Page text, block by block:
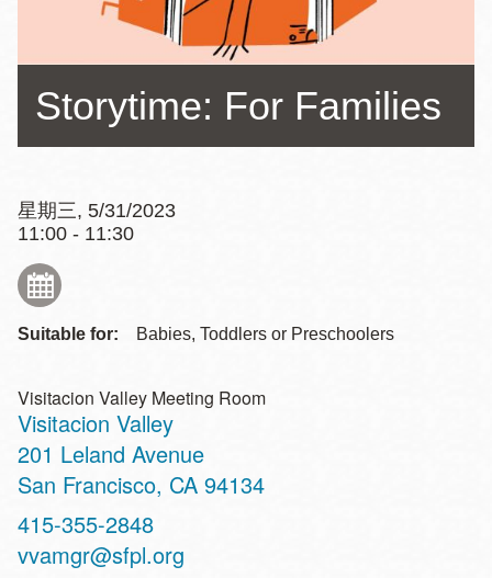
Storytime: For Families
星期三, 5/31/2023
11:00 - 11:30
Suitable for: Babies, Toddlers or Preschoolers
Visitacion Valley Meeting Room
Visitacion Valley
Address
201 Leland Avenue
San Francisco, CA 94134
Contact
Telephone
415-355-2848
vvamgr@sfpl.org